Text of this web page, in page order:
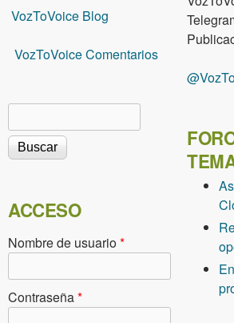
VozToVoice Blog
VozToVoice Comentarios
Formulario de búsqueda
ACCESO
Nombre de usuario*
Contraseña*